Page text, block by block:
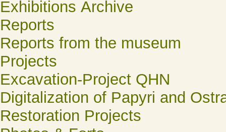
Exhibitions Archive
Reports
Reports from the museum
Projects
Excavation-Project QHN
Digitalization of Papyri and
Restoration Projects